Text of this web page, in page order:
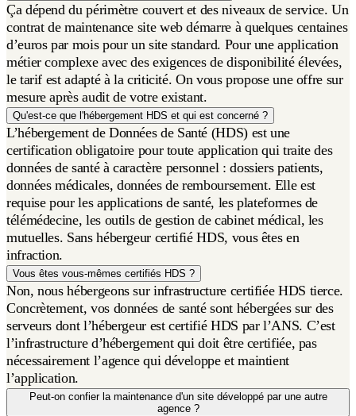
Ça dépend du périmètre couvert et des niveaux de service. Un
contrat de maintenance site web démarre à quelques centaines
d’euros par mois pour un site standard. Pour une application
métier complexe avec des exigences de disponibilité élevées,
le tarif est adapté à la criticité. On vous propose une offre sur
mesure après audit de votre existant.
Qu'est-ce que l'hébergement HDS et qui est concerné ?
L’hébergement de Données de Santé (HDS) est une
certification obligatoire pour toute application qui traite des
données de santé à caractère personnel : dossiers patients,
données médicales, données de remboursement. Elle est
requise pour les applications de santé, les plateformes de
télémédecine, les outils de gestion de cabinet médical, les
mutuelles. Sans hébergeur certifié HDS, vous êtes en
infraction.
Vous êtes vous-mêmes certifiés HDS ?
Non, nous hébergeons sur infrastructure certifiée HDS tierce.
Concrètement, vos données de santé sont hébergées sur des
serveurs dont l’hébergeur est certifié HDS par l’ANS. C’est
l’infrastructure d’hébergement qui doit être certifiée, pas
nécessairement l’agence qui développe et maintient
l’application.
Peut-on confier la maintenance d'un site développé par une autre
agence ?